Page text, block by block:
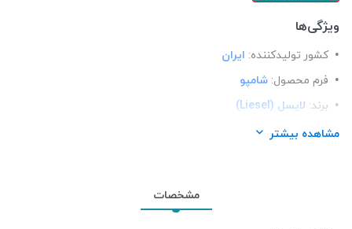
ویژگی‌ها
کشور تولید‎کننده:
ایران
فرم محصول: شامپو
برند: لایسل (Liesel)
شرکت تولید کننده:
مشاهده بیشتر
مشخصات